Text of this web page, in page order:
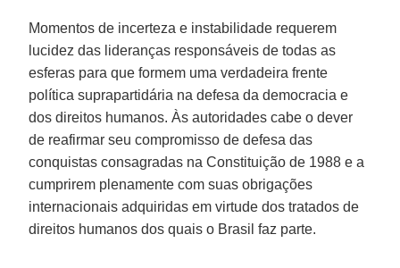
Momentos de incerteza e instabilidade requerem
lucidez das lideranças responsáveis de todas as
esferas para que formem uma verdadeira frente
política suprapartidária na defesa da democracia e
dos direitos humanos. Às autoridades cabe o dever
de reafirmar seu compromisso de defesa das
conquistas consagradas na Constituição de 1988 e a
cumprirem plenamente com suas obrigações
internacionais adquiridas em virtude dos tratados de
direitos humanos dos quais o Brasil faz parte.